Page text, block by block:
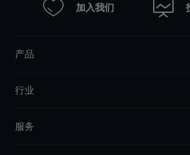
加入我们
产品
行业
服务